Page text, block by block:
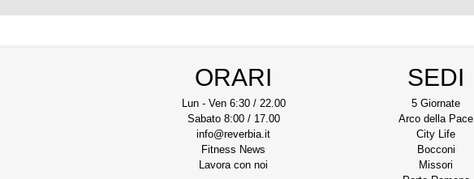
ORARI
Lun - Ven 6:30 / 22.00
Sabato 8:00 / 17.00
info@reverbia.it
Fitness News
Lavora con noi
SEDI
5 Giornate
Arco della Pace
City Life
Bocconi
Missori